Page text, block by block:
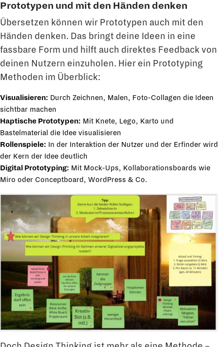
Prototypen und mit den Händen denken
Übersetzen können wir Prototypen auch mit den
Händen denken. Das bringt deine Ideen in eine
fassbare Form und hilft auch direktes Feedback von
deinen Nutzern einzuholen. Hier ein Prototyping
Methoden im Überblick:
Visualisieren: Durch Zeichnen, Malen, Foto-Collagen die Ideen
sichtbar machen
Haptische Prototypen: Mit Knete, Lego, Karto und
Bastelmaterial die Idee visualisieren
Rollenspiele: In der Interaktion der Nutzer und der Erfinder wird
der Kern der Idee deutlich
Digital Prototyping: Mit Mock-Ups, Kollaborationsboards wie
Miro oder Conceptboard, WordPress & Co.